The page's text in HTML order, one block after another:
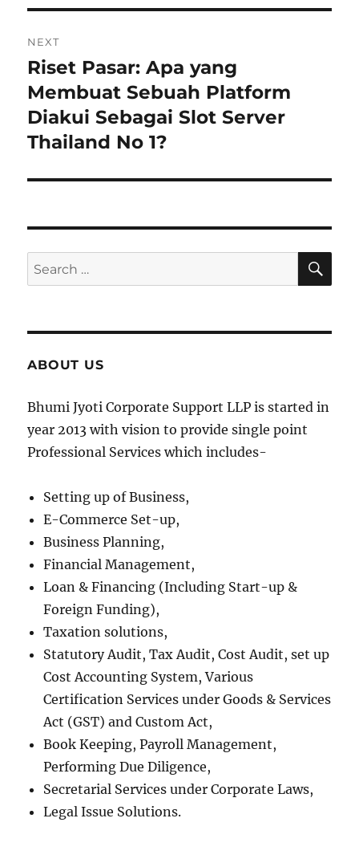
NEXT
Next
post:
Riset Pasar: Apa yang
Membuat Sebuah Platform
Diakui Sebagai Slot Server
Thailand No 1?
Search
for:
ABOUT US
Bhumi Jyoti Corporate Support LLP is started in
year 2013 with vision to provide single point
Professional Services which includes-
Setting up of Business,
E-Commerce Set-up,
Business Planning,
Financial Management,
Loan & Financing (Including Start-up &
Foreign Funding),
Taxation solutions,
Statutory Audit, Tax Audit, Cost Audit, set up
Cost Accounting System, Various
Certification Services under Goods & Services
Act (GST) and Custom Act,
Book Keeping, Payroll Management,
Performing Due Diligence,
Secretarial Services under Corporate Laws,
Legal Issue Solutions.